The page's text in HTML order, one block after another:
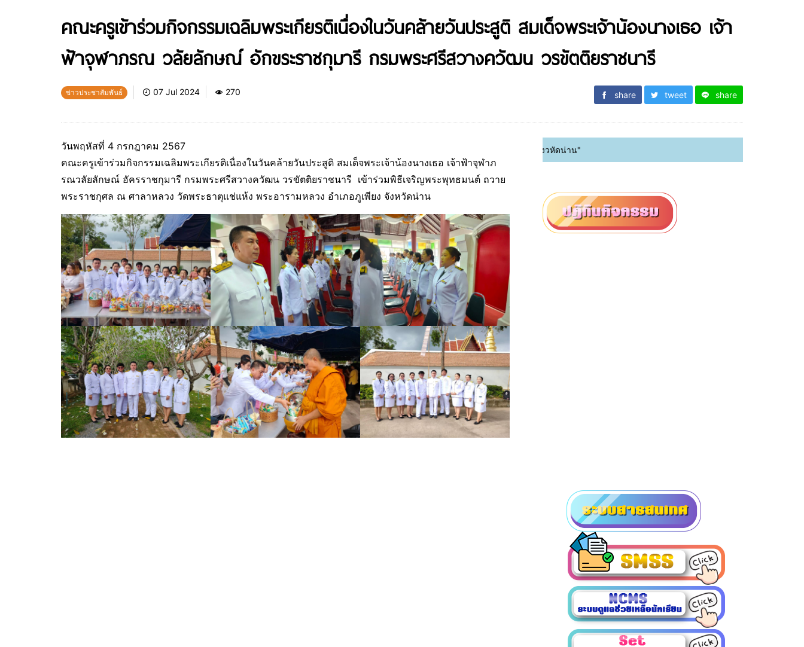
คณะครูเข้าร่วมกิจกรรมเฉลิมพระเกียรติเนื่องในวันคล้ายวันประสูติ สมเด็จพระเจ้าน้องนางเธอ เจ้า
ฟ้าจุฬาภรณ วลัยลักษณ์ อักขระราชกุมารี กรมพระศรีสวางควัฒน วรขัตติยราชนารี
ข่าวประชาสัมพันธ์ 07 Jul 2024 270 share tweet share
วันพฤหัสที่ 4 กรกฎาคม 2567
คณะครูเข้าร่วมกิจกรรมเฉลิมพระเกียรติเนื่องในวันคล้ายวันประสูติ สมเด็จพระเจ้าน้องนางเธอ เจ้าฟ้าจุฬาภ
รณวลัยลักษณ์ อัครราชกุมารี กรมพระศรีสวางควัฒน วรขัตติยราชนารี เข้าร่วมพิธีเจริญพระพุทธมนต์ ถวาย
พระราชกุศล ณ ศาลาหลวง วัดพระธาตุแช่แห้ง พระอารามหลวง อำเภอภูเพียง จังหวัดน่าน